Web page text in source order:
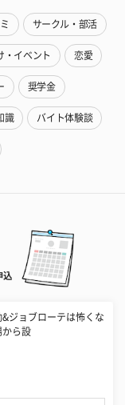
サークル・部活
・イベント 恋愛
奨学金
識 バイト体験談
込
&ジョブローテは怖くな
から設